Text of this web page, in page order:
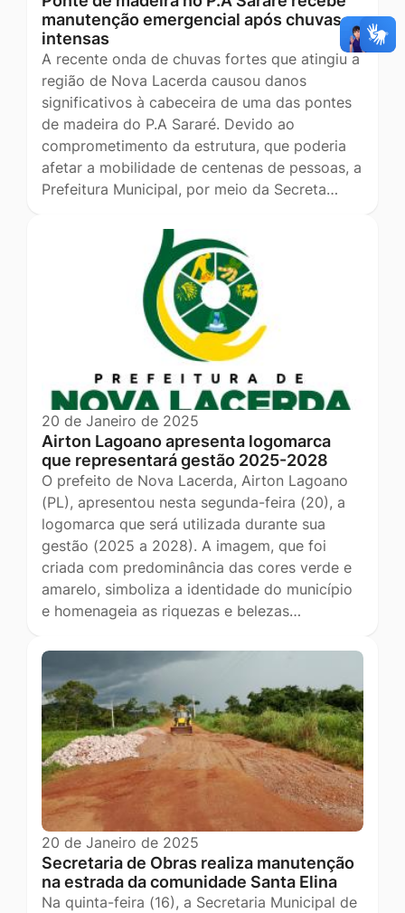
manutenção emergencial após chuvas
intensas
A recente onda de chuvas fortes que atingiu a
região de Nova Lacerda causou danos
significativos à cabeceira de uma das pontes
de madeira do P.A Sararé. Devido ao
comprometimento da estrutura, que poderia
afetar a mobilidade de centenas de pessoas, a
Prefeitura Municipal, por meio da Secreta…
20 de Janeiro de 2025
Airton Lagoano apresenta logomarca
que representará gestão 2025-2028
O prefeito de Nova Lacerda, Airton Lagoano
(PL), apresentou nesta segunda-feira (20), a
logomarca que será utilizada durante sua
gestão (2025 a 2028). A imagem, que foi
criada com predominância das cores verde e
amarelo, simboliza a identidade do município
e homenageia as riquezas e belezas…
20 de Janeiro de 2025
Secretaria de Obras realiza manutenção
na estrada da comunidade Santa Elina
Na quinta-feira (16), a Secretaria Municipal de